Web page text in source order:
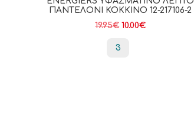
ΠΑΝΤΕΛΌΝΙ ΚΟΚΚΙΝΟ 12-217106-2
19.95€ 10.00€
3